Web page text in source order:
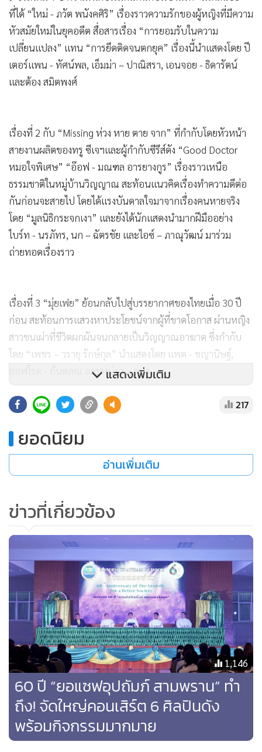
ที่ได้ “ใหม่ - ภวัต พนังคศิริ” เรื่องราวความรักของผู้หญิงที่มีความ
หัวสมัยใหม่ในยุคอดีต สื่อสารเรื่อง “การยอมรับในความ
เปลี่ยนแปลง” แทน “การยึดติดจนตกยุค” เรื่องนี้นำแสดงโดย ปี
เตอร์แพน - ทัศน์พล, เอ็มม่า – ปาณิสรา, เอนจอย - ธิดารัตน์
และต้อง สมิตพงศ์
เรื่องที่ 2 กับ “Missing ห่วง หาย ตาย จาก” ที่กำกับโดยหัวหน้า
สายงานผลิตของทรู ซีเจฯและผู้กำกับซีรีส์ดัง “Good Doctor
หมอใจพิเศษ” “อ๊อฟ - มณฑล อารยางกูร” เรื่องราวเหนือ
ธรรมชาติในหมู่บ้านวิญญาณ สะท้อนแนวคิดเรื่องทำความดีต่อ
กันก่อนจะสายไป โดยได้แรงบันดาลใจมาจากเรื่องคนหายจริง
โดย “มูลนิธิกระจกเงา” และยังได้นักแสดงนำมากฝีมืออย่าง
ไบร์ท - นรภัทร, นก – ฉัตรชัย และไอซ์ – ภาณุวัฒน์ มาร่วม
ถ่ายทอดเรื่องราว
เรื่องที่ 3 “มุ่ยเฟย” ย้อนกลับไปสู่บรรยากาศของไทยเมื่อ 30 ปี
ก่อน สะท้อนการแสวงหาประโยชน์จากผู้ที่ขาดโอกาส ผ่านหญิง
สาวชนเผ่าที่ชีวิตผกผันจนกลายเป็นวิญญาณอาฆาต ซึ่งกำกับ
โดย “เพชร – วรายุ รักษ์กุล” นำแสดงโดย แพต - ชญานิษฐ์,
ออฟโรด - กันตภณ และหน่อง – ธนา
เรื่องที่ 4 “บ้านตัวอย่าง ครอบครัวตัวหลอก” คอมเมดี้สะท้อน
ราวใหญ่โตเกินควบคุม กระตุ้นให้ผู้ชมได้ตกตะกอนความคิดใน
เรื่องความหมายที่แท้จริงของการมีชีวิต นำแสดงโดย คริส หอวัง,
เผือก - พงศธร และกำกับโดย “คิม – ธนวัฒน์ เอี่ยมจินดา”
เรื่องที่ 5 “CRASH COURSE IN ROMANCE” ซีรีส์รักโรแมนติค
และอบอุ่นหัวใจ สะท้อนแนวคิด จริงอยู่ที่พ่อแม่คือครูคนแรก
ของลูก แต่ลูกๆก็เป็นติวเตอร์ชีวิตของพ่อแม่เช่นกัน ผ่านฝีมือ
ของผู้กำกับมากความสามารถอย่าง “ตุ๋ย - พฤกษ์ เอมะรุจิ”
นำแสดงโดย อาเล็ก - ธีรเดช, เอสเธอร์ สุปรีย์ลีลา ร่วมด้วยกองทัพ
นักแสดงรุ่นใหม่นำโดย น้องวันใหม่ จากบ้านฉัตรบริรักษ์
นอกจากนี้ยังมี “บ้านซ่อนศพ” ซีรีส์แนวสืบสวนสอบสวนว่าด้วย
มิตรภาพลูกผู้ชาย ที่มีเรื่องราวซับซ้อนและพลิกผันตลอดเวลา
สร้างจากนิยายดังของนักเขียนนามปากกา “สาววายรำพัน”,
“ร้านซ่อมความทรงจำ” ซีรีส์อบอุ่นหัวใจที่ว่าด้วยร้านซ่อมของ
เก่าในความทรงจำ ที่จะซ่อมปมในใจของเจ้าของสิ่งของนั้นไป
พร้อมกัน, “CALL ME IF YOU CAN” ภัยจากคอลเซนเตอร์
ปัญหาทางสังคมที่คนไทยมากมายเคยเจอ ผ่านชีวิตสองตัวนำที่
พลิกผันต้องมาช่วยทลายธุรกิจหลอกลวงระดับประเทศนี้ โดยโปร
แสดงเพิ่มเติม
217
ยอดนิยม
อ่านเพิ่มเติม
ข่าวที่เกี่ยวข้อง
1,146
60 ปี “ยอแซฟอุปถัมภ์ สามพราน” ทำ
ถึง! จัดใหญ่คอนเสิร์ต 6 ศิลปินดัง
พร้อมกิจกรรมมากมาย